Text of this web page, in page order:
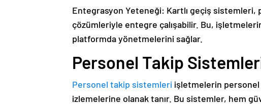
Entegrasyon Yeteneği: Kartlı geçiş
çözümleriyle entegre çalışabilir. Bu,
platformda yönetmelerini sağlar.
Personel Takip
Personel takip sistemleri işletmelerin personel
izlemelerine olanak tanır. Bu sistemler, hem